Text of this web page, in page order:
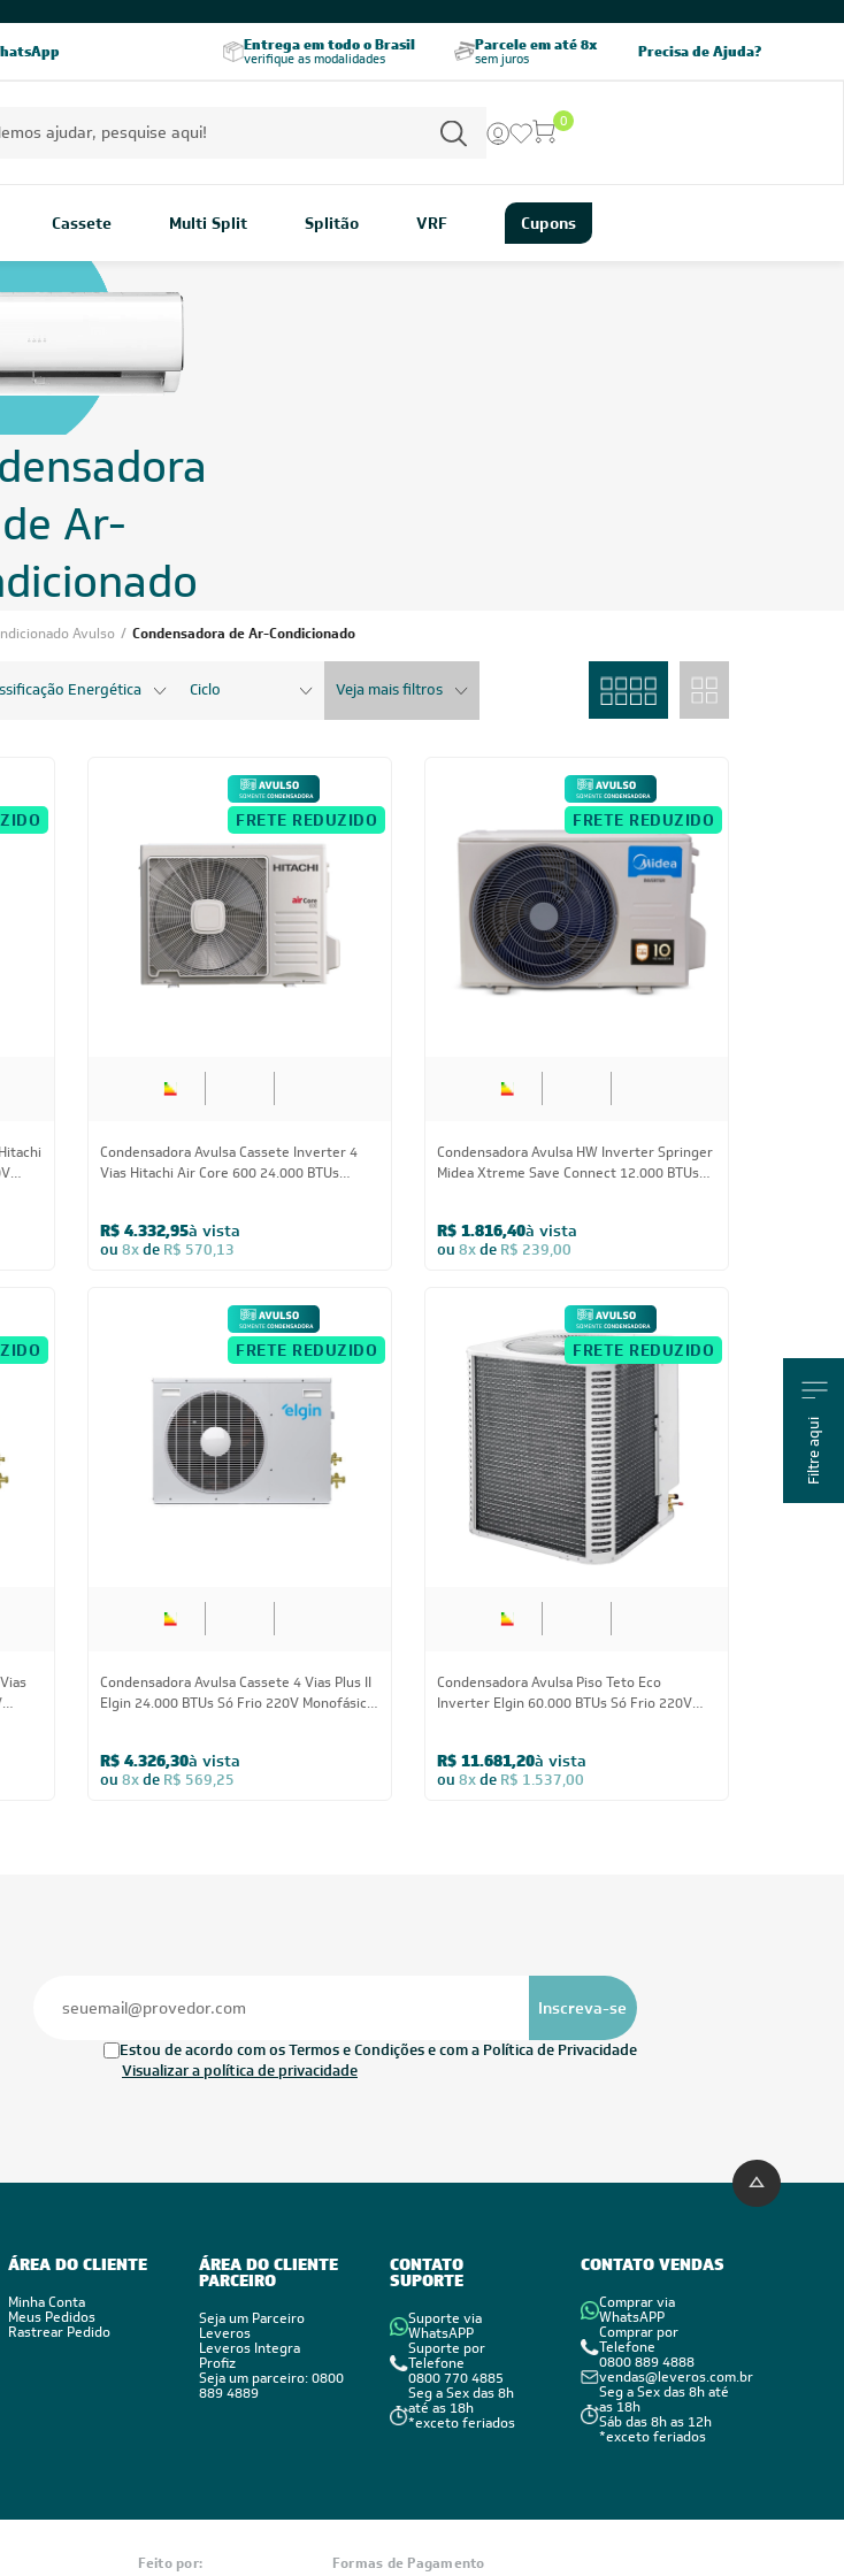
Precisa de Ajuda?
Seja parceiro Leveros Entrega em todo o Brasil
verifique as modalidades
Parcele em até 8x
sem juros
5% OFF no PIX
pagamento à vista
0
Cassete Multi Split Splitão VRF Cupons
de Ar-
Avulso / Condensadora de Ar-Condicionado
Energética Ciclo Veja mais filtros
FRETE REDUZIDO
Condensadora Avulsa Cassete Inverter 4
Vias Hitachi Air Core 600 24.000 BTUs
R$ 4.332,95à vista
ou 8xde R$ 570,13
FRETE REDUZIDO
Condensadora Avulsa HW Inverter Springer
Midea Xtreme Save Connect 12.000 BTUs
R$ 1.816,40à vista
ou 8xde R$ 239,00
FRETE REDUZIDO
Condensadora Avulsa Cassete 4 Vias Plus II
Elgin 24.000 BTUs Só Frio 220V Monofásico
R$ 4.326,30à vista
ou 8xde R$ 569,25
FRETE REDUZIDO
Condensadora Avulsa Piso Teto Eco
Inverter Elgin 60.000 BTUs Só Frio 220V
R$ 11.681,20à vista
ou 8xde R$ 1.537,00
Filtre aqui
Inscreva-se
Estou de acordo com os Termos e Condições e com a Política de Privacidade
Visualizar a política de privacidade
ÁREA DO CLIENTE
Minha Conta
Meus Pedidos
Rastrear Pedido
ÁREA DO CLIENTE
PARCEIRO
Seja um Parceiro
Leveros
Leveros Integra
Profiz
Seja um parceiro: 0800
889 4889
CONTATO
SUPORTE
Suporte via
WhatsAPP
Suporte por
Telefone
0800 770 4885
Seg a Sex das 8h
até as 18h
*exceto feriados
CONTATO VENDAS
Comprar via
WhatsAPP
Comprar por
Telefone
0800 889 4888
vendas@leveros.com.br
Seg a Sex das 8h até
as 18h
Sáb das 8h as 12h
*exceto feriados
Feito por: Formas de Pagamento